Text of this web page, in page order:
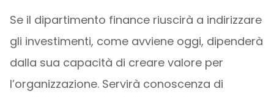
Se il dipartimento finance riuscirà a indirizzare
gli investimenti, come avviene oggi, dipenderà
dalla sua capacità di creare valore per
l’organizzazione. Servirà conoscenza di